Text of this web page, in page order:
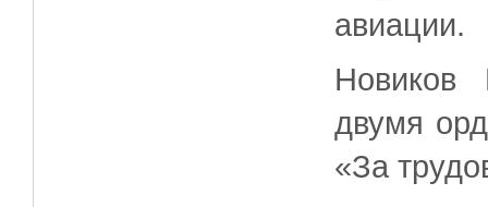
авиации.
Новиков
двумя
«За